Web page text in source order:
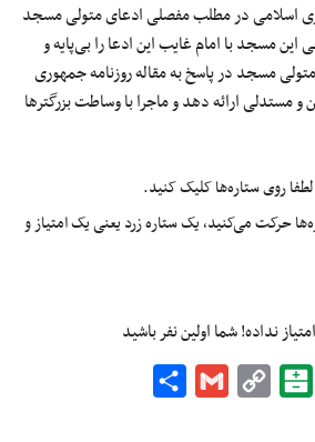
اسلامی در مطلب مفصلی ادعای متولی مسجد
این مسجد با امام غایب این ادعا را بی‌پایه و
مسجد در پاسخ به مقاله روزنامه جمهوری
مستدلی ارائه دهد و ماجرا با وساطت بزرگترها
روی ستاره‌ها کلیک کنید.
حرکت می‌کنید، یک ستاره زرد یعنی یک امتیاز و
نداده! شما اولین نفر باشید
Telegram
Balatarin
Copy
Gmail